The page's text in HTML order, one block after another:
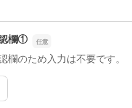
欄①
欄のため入力は不要です。
欄①